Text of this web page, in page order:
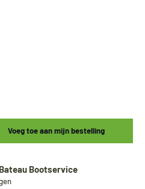
Voeg toe aan mijn bestelling
Bateau Bootservice